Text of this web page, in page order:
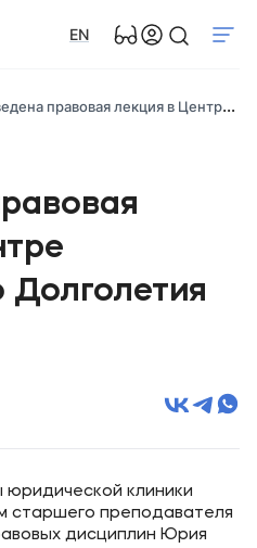
EN
правовая лекция в Центре Московского Долголетия «Аэропорт»
Долголетия
юридической клиники
преподавателя
дисциплин Юрия